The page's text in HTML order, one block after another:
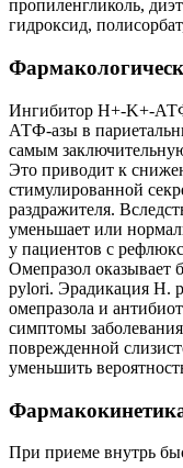
пропиленгликоль,
гидроксид,
Ингибитор H+-K+-
АТФ-азы в
самым
Это приводит к
стимулированной
раздражителя.
уменьшает или
у пациентов с
Омепразол оказывает
pylori. Эрадикация H.
омепразола и
симптомы
поврежденной
уменьшить
При приеме внутрь